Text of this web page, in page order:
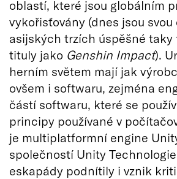
oblastí, které jsou globálním
vykořisťovány (dnes jsou
asijských trzích úspěšné
tituly jako Genshin Impact).
herním světem mají jak
ovšem i softwaru, zejména
částí softwaru, které se
principy používané v
je multiplatformní engine
společností Unity
eskapády podnítily i vznik